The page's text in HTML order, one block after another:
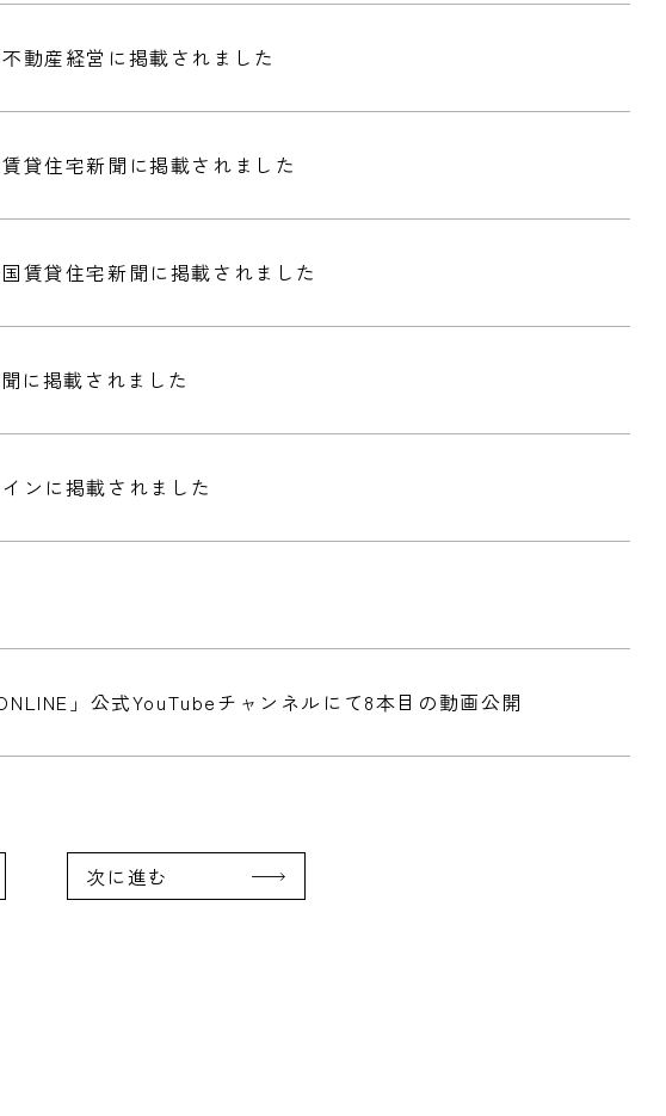
動産経営に掲載されました
貸住宅新聞に掲載されました
賃貸住宅新聞に掲載されました
に掲載されました
ンに掲載されました
」公式YouTubeチャンネルにて8本目の動画公開
次に進む